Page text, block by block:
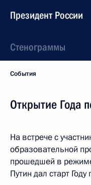
Президент России
Стенограммы
События
Открытие Года
На встрече с
образовательной
прошедшей в
Путин дал старт